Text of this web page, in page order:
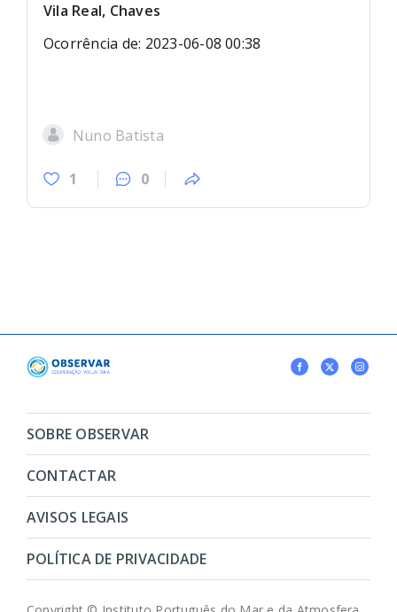
Vila Real, Chaves
Ocorrência de: 2023-06-08 00:38
Nuno Batista
1 0
SOBRE OBSERVAR
CONTACTAR
AVISOS LEGAIS
POLÍTICA DE PRIVACIDADE